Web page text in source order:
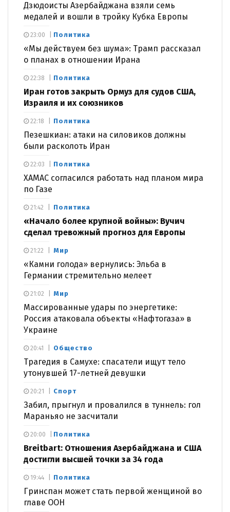
Дзюдоисты Азербайджана взяли семь
медалей и вошли в тройку Кубка Европы
Политика
«Мы действуем без шума»: Трамп рассказал
о планах в отношении Ирана
23:00
Политика
Иран готов закрыть Ормуз для судов США,
Израиля и их союзников
22:38
Политика
Пезешкиан: атаки на силовиков должны
были расколоть Иран
22:18
Политика
ХАМАС согласился работать над планом мира
по Газе
22:03
Политика
«Начало более крупной войны»: Вучич
сделал тревожный прогноз для Европы
21:42
Мир
«Камни голода» вернулись: Эльба в
Германии стремительно мелеет
21:22
Мир
Массированные удары по энергетике:
Россия атаковала объекты «Нафтогаза» в
Украине
21:02
Общество
Трагедия в Самухе: спасатели ищут тело
утонувшей 17-летней девушки
20:41
Спорт
Забил, прыгнул и провалился в туннель: гол
Мараньяо не засчитали
20:21
Политика
Breitbart: Отношения Азербайджана и США
достигли высшей точки за 34 года
20:00
Политика
Гринспан может стать первой женщиной во
главе ООН
19:44